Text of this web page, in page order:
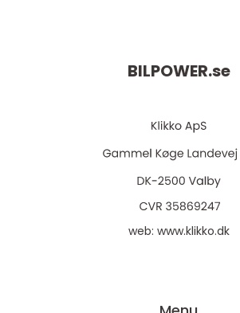
BILPOWER.se
web: www.klikko.dk